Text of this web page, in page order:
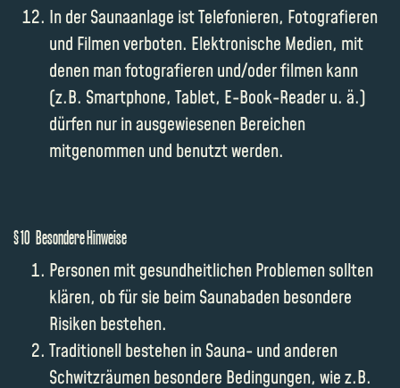
In der Saunaanlage ist Telefonieren, Fotografieren
und Filmen verboten. Elektronische Medien, mit
denen man fotografieren und/oder filmen kann
(z.B. Smartphone, Tablet, E-Book-Reader u. ä.)
dürfen nur in ausgewiesenen Bereichen
mitgenommen und benutzt werden.
§ 10 Besondere Hinweise
Personen mit gesundheitlichen Problemen sollten
klären, ob für sie beim Saunabaden besondere
Risiken bestehen.
Traditionell bestehen in Sauna- und anderen
Schwitzräumen besondere Bedingungen, wie z.B.